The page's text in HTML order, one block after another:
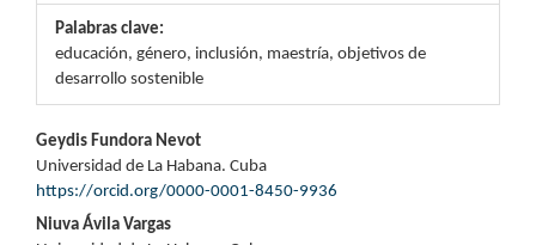
Palabras clave:
educación, género, inclusión, maestría, objetivos de
desarrollo sostenible
Contenido
principal
del
Geydis Fundora Nevot
Universidad de La Habana. Cuba
https://orcid.org/0000-0001-8450-9936
Niuva Ávila Vargas